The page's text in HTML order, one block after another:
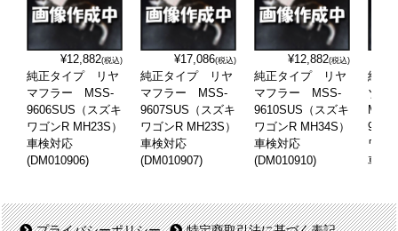
¥12,882(税込)
純正タイプ リヤ
マフラー MSS-
9606SUS（スズキ
ワゴンR MH23S）
車検対応
(DM010906)
¥17,086(税込)
純正タイプ リヤ
マフラー MSS-
9607SUS（スズキ
ワゴンR MH23S）
車検対応
(DM010907)
¥12,882(税込)
純正タイプ リヤ
マフラー MSS-
9610SUS（スズキ
ワゴンR MH34S）
車検対応
(DM010910)
純正
ゾー
MSS-
ワゴ
車検